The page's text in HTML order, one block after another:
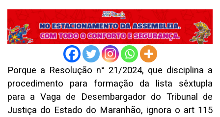
Porque a Resolução n° 21/2024, que disciplina a
procedimento para formação da lista sêxtupla
para a Vaga de Desembargador do Tribunal de
Justiça do Estado do Maranhão, ignora o art 115